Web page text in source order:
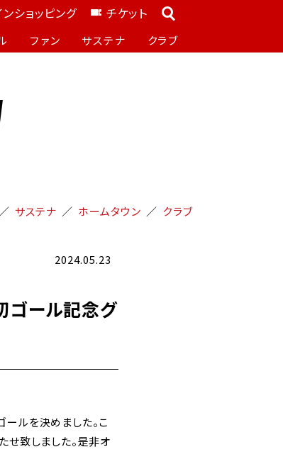
ショッピング チケット
ファン サステナ クラブ
サステナ ホームタウン クラブ
2024.05.23
ゴール記念グ
ルを決めました。こ
せ致しました。是非オ